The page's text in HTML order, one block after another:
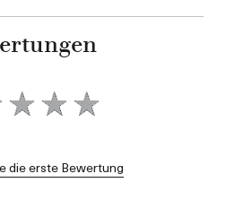
die erste Bewertung